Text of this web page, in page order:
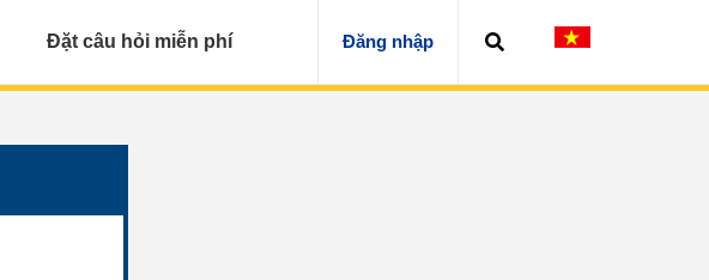
Đặt câu hỏi miễn phí Đăng nhập